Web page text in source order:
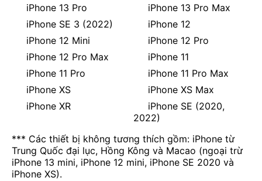
iPhone 13 Pro
iPhone 13 Pro Max
iPhone SE 3 (2022)
iPhone 12
iPhone 12 Mini
iPhone 12 Pro
iPhone 12 Pro Max
iPhone 11
iPhone 11 Pro
iPhone 11 Pro Max
iPhone XS
iPhone XS Max
iPhone XR
iPhone SE (2020,
2022)
*** Các thiết bị không tương thích gồm: iPhone từ
Trung Quốc đại lục, Hồng Kông và Macao (ngoại trừ
iPhone 13 mini, iPhone 12 mini, iPhone SE 2020 và
iPhone XS).